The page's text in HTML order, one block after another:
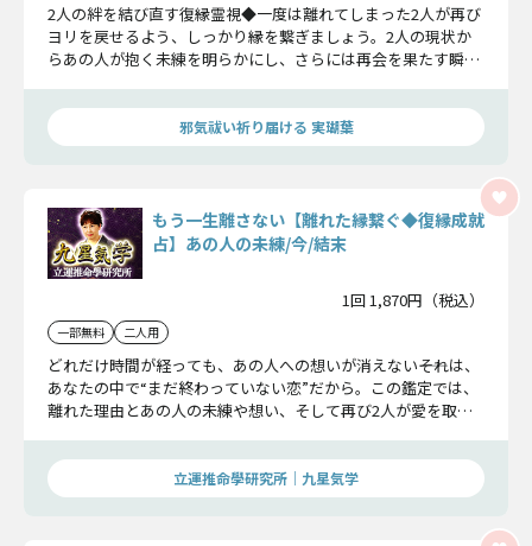
2人の絆を結び直す復縁霊視◆一度は離れてしまった2人が再び
ヨリを戻せるよう、しっかり縁を繋ぎましょう。2人の現状か
らあの人が抱く未練を明らかにし、さらには再会を果たす瞬
邪気祓い祈り届ける 実瑚葉
もう一生離さない【離れた縁繋ぐ◆復縁成就
占】あの人の未練/今/結末
1回 1,870円（税込）
一部無料 二人用
どれだけ時間が経っても、あの人への想いが消えない――それは、
あなたの中で“まだ終わっていない恋”だから。この鑑定では、
離れた理由とあの人の未練や想い、そして再び2人が愛を取り
くないあなたのための鑑定です。
立運推命學研究所｜九星気学